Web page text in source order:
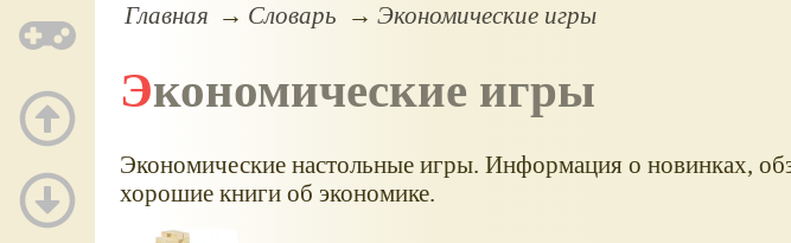
Главная Словарь Экономические игры
Экономические игры
Экономические настольные игры. Информация о новинках,
хорошие книги об экономике.